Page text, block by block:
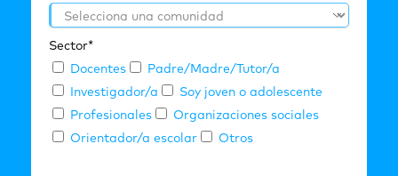
Sector*
Docentes
Padre/Madre/Tutor/a
Investigador/a
Soy joven o adolescente
Profesionales
Organizaciones sociales
Orientador/a escolar
Otros